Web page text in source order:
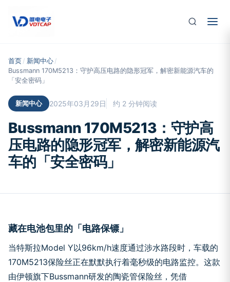
首页 / 新闻中心 /
Bussmann 170M5213：守护高压电路的隐形冠军，解密新能源汽车的
「安全密码」
新闻中心 2025年03月29日 约 2 分钟阅读
Bussmann 170M5213：守护高
压电路的隐形冠军，解密新能源汽
车的「安全密码」
藏在电池包里的「电路保镖」
当特斯拉Model Y以96km/h速度通过涉水路段时，车载的
170M5213保险丝正在默默执行着毫秒级的电路监控。这款
由伊顿旗下Bussmann研发的陶瓷管保险丝，凭借